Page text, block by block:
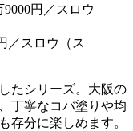
／スロウ（ス
たシリーズ。大阪の
丁寧なコバ塗りや均
存分に楽しめます。